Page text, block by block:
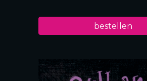
bestellen